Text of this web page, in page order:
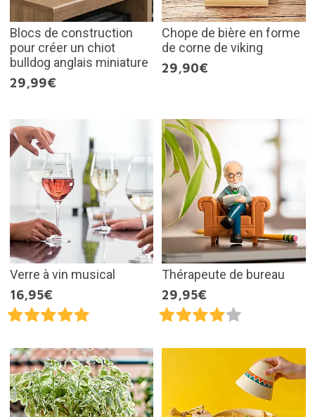
Blocs de construction
pour créer un chiot
bulldog anglais miniature
29,99€
Chope de bière en forme
de corne de viking
29,90€
Verre à vin musical
16,95€
Thérapeute de bureau
29,95€